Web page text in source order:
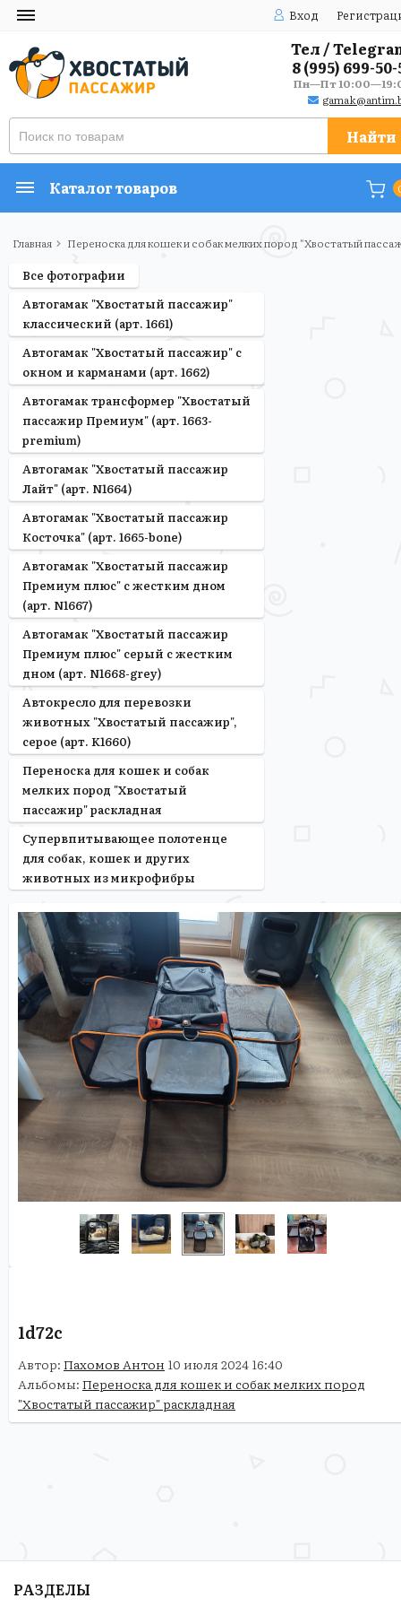
Вход
Тел /
8 (995) 699-50-
Пн—Пт
Найти
Каталог товаров
Главная Переноска для кошек и собак мелких пород "Хвостатый
Все фотографии
Автогамак "Хвостатый пассажир"
классический (арт. 1661)
Автогамак "Хвостатый пассажир" с
окном и карманами (арт. 1662)
Автогамак трансформер "Хвостатый
пассажир Премиум" (арт. 1663-
premium)
Автогамак "Хвостатый пассажир
Лайт" (арт. N1664)
Автогамак "Хвостатый пассажир
Косточка" (арт. 1665-bone)
Автогамак "Хвостатый пассажир
Премиум плюс" с жестким дном
(арт. N1667)
Автогамак "Хвостатый пассажир
Премиум плюс" серый с жестким
дном (арт. N1668-grey)
Автокресло для перевозки
животных "Хвостатый пассажир",
серое (арт. K1660)
Переноска для кошек и собак
мелких пород "Хвостатый
пассажир" раскладная
Супервпитывающее полотенце
для собак, кошек и других
животных из микрофибры
1d72c
Автор: Пахомов Антон 10 июля 2024 16:40
Альбомы: Переноска для кошек и собак мелких пород
"Хвостатый пассажир" раскладная
РАЗДЕЛЫ